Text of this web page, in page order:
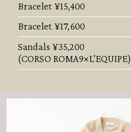
Bracelet ¥15,400
Bracelet ¥17,600
Sandals ¥35,200
(CORSO ROMA9×L’EQUIPE)